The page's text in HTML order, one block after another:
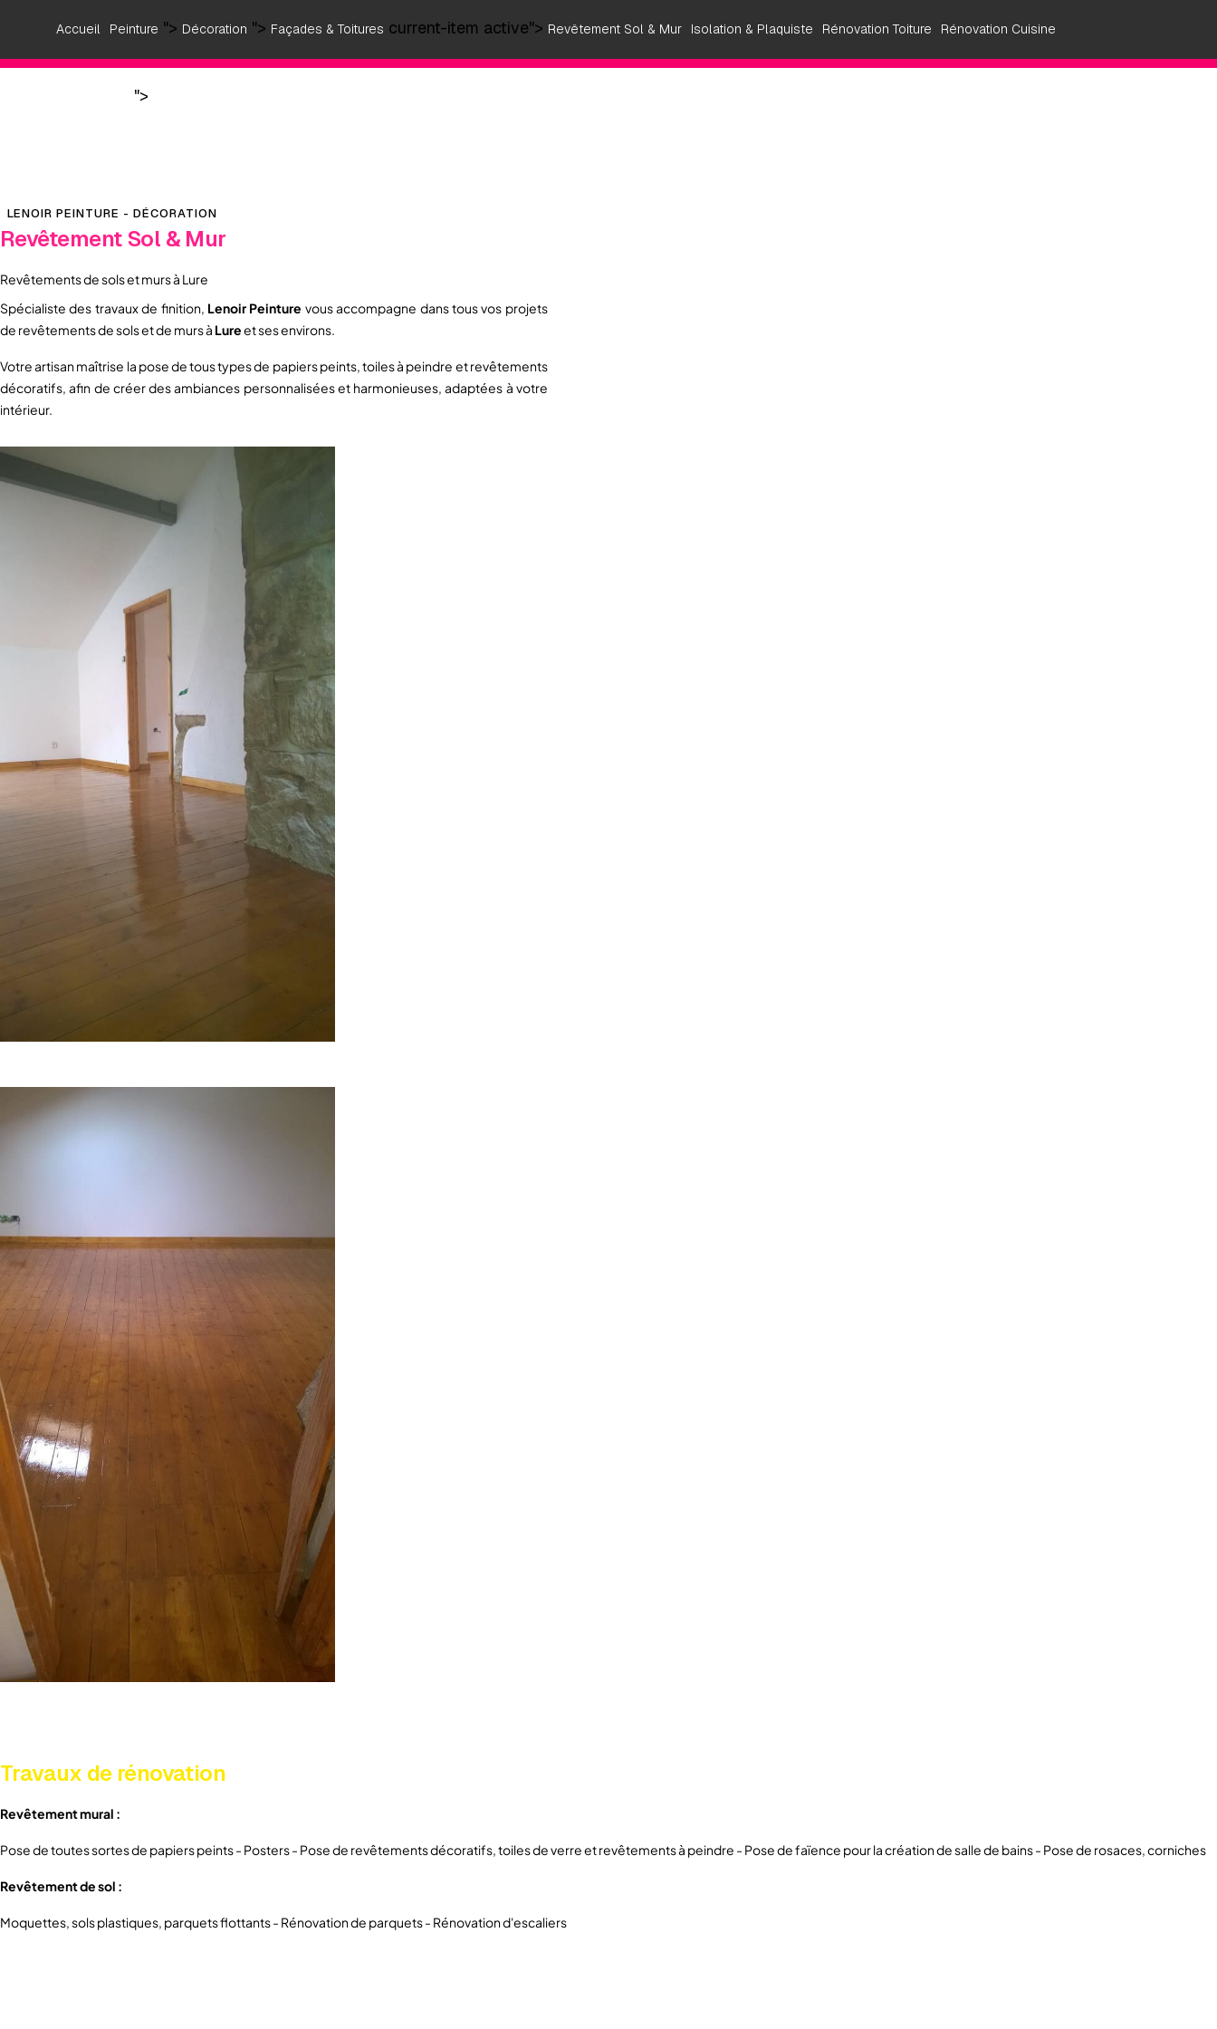
Accueil Peinture "> Décoration "> Façades & Toitures current-item active"> Revêtement Sol & Mur Isolation & Plaquiste Rénovation Toiture Rénovation Cuisine
">
LENOIR PEINTURE - DÉCORATION
Revêtement Sol & Mur
Revêtements de sols et murs à Lure
Spécialiste des travaux de finition, Lenoir Peinture vous accompagne dans tous vos projets
de revêtements de sols et de murs à Lureet ses environs.
Votre artisan maîtrise la pose de tous types de papiers peints, toiles à peindre et revêtements
décoratifs, afin de créer des ambiances personnalisées et harmonieuses, adaptées à votre
intérieur.
Travaux de rénovation
Revêtement mural :
Pose de toutes sortes de papiers peints - Posters - Pose de revêtements décoratifs, toiles de verre et revêtements à peindre - Pose de faïence pour la création de salle de bains - Pose de rosaces, corniches
Revêtement de sol :
Moquettes, sols plastiques, parquets flottants - Rénovation de parquets - Rénovation d'escaliers